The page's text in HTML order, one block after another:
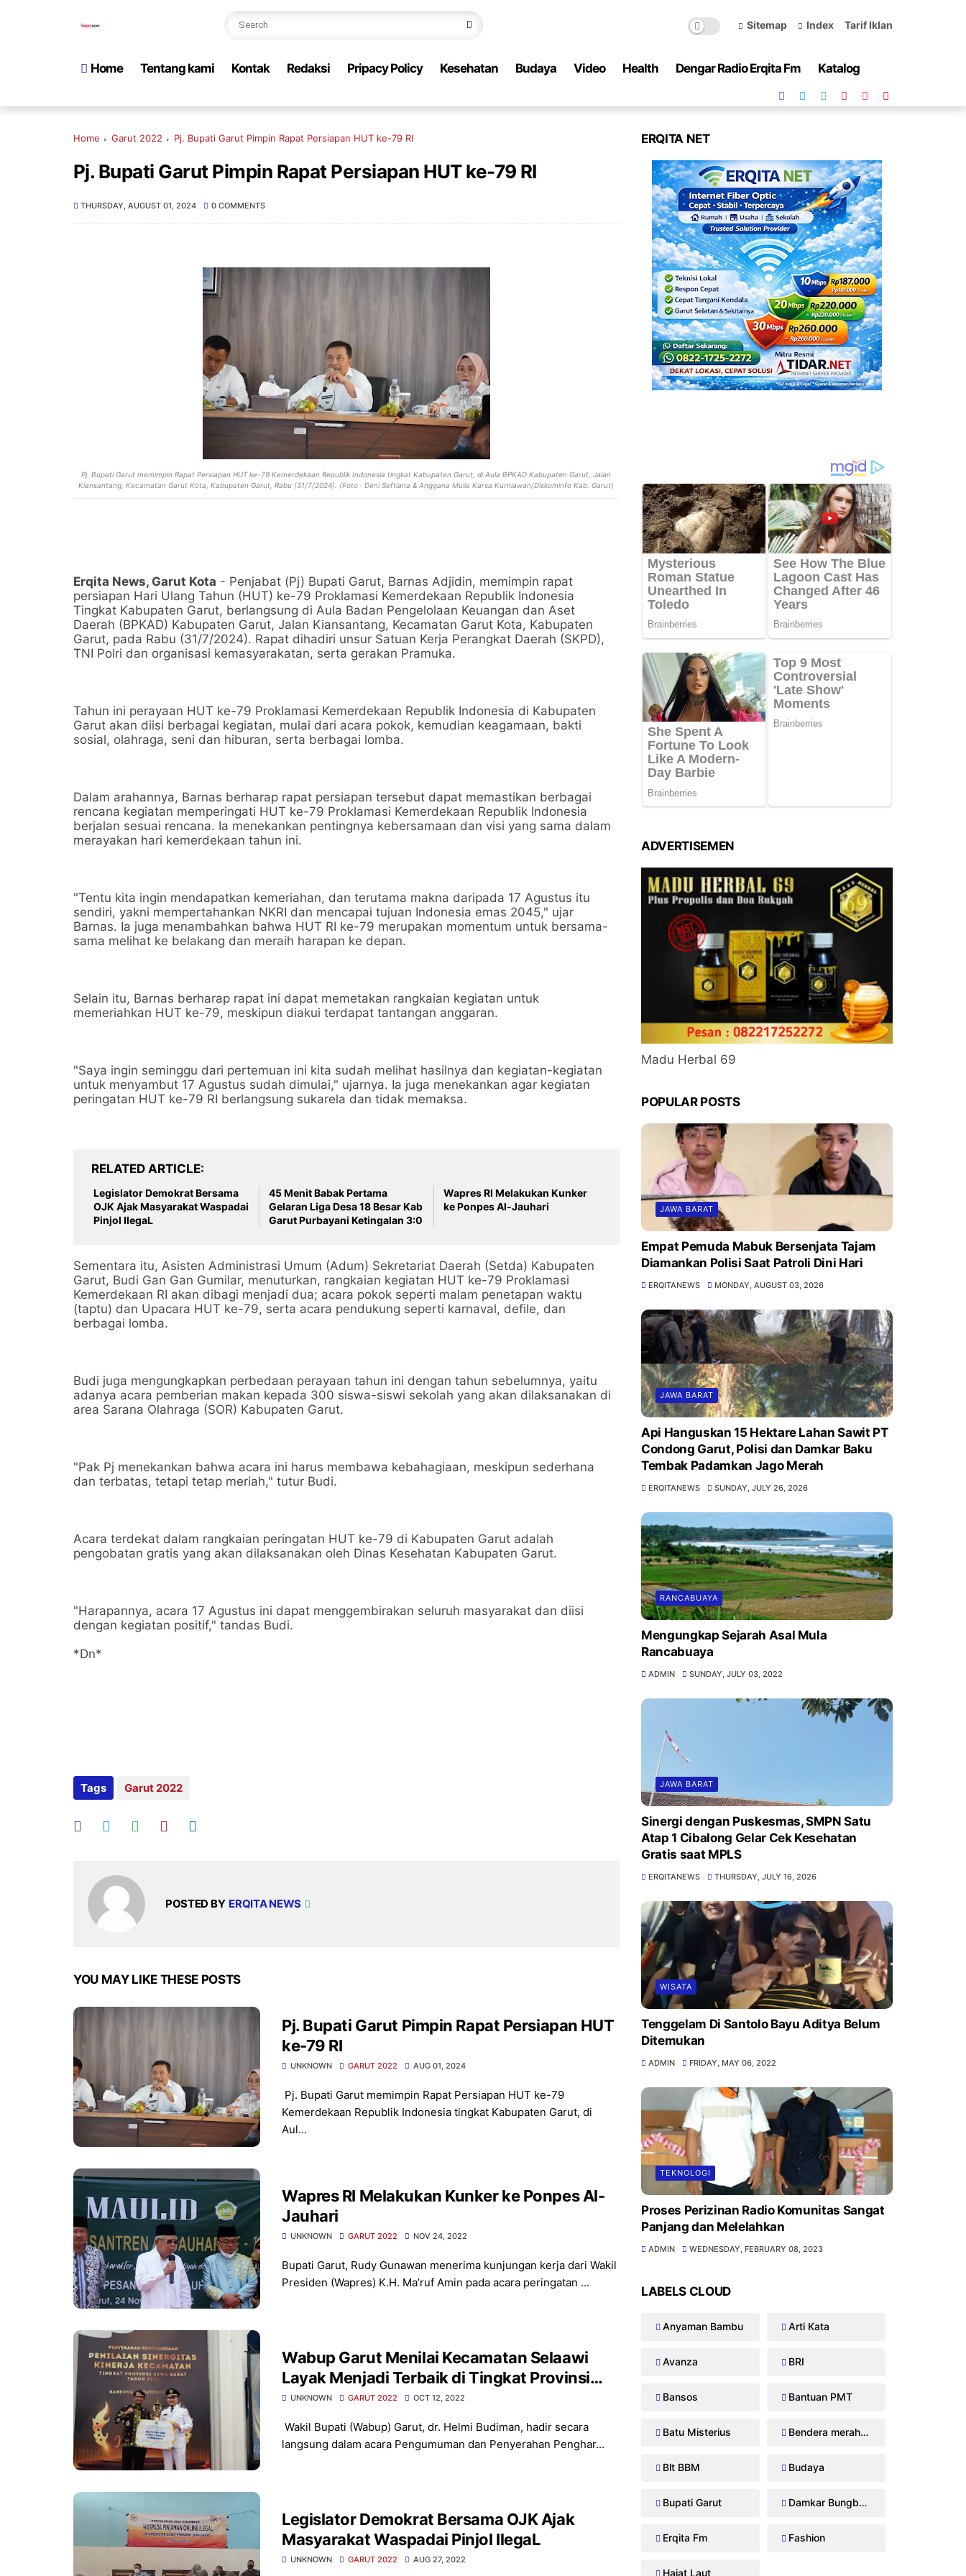
Sitemap Index Tarif Iklan
Home Tentang kami Kontak Redaksi Pripacy Policy Kesehatan Budaya Video Health Dengar Radio Erqita Fm Katalog
Home Garut 2022 Pj. Bupati Garut Pimpin Rapat Persiapan HUT ke-79 RI
Pj. Bupati Garut Pimpin Rapat Persiapan HUT ke-79 RI
THURSDAY, AUGUST 01, 2024 0 COMMENTS
Pj. Bupati Garut memimpin Rapat Persiapan HUT ke-79 Kemerdekaan Republik Indonesia tingkat Kabupaten Garut, di Aula BPKAD Kabupaten Garut, Jalan
Kiansantang, Kecamatan Garut Kota, Kabupaten Garut, Rabu (31/7/2024). (Foto : Deni Seftiana & Anggana Mulia Karsa Kurniawan/Diskominfo Kab. Garut)
Erqita News, Garut Kota - Penjabat (Pj) Bupati Garut, Barnas Adjidin, memimpin rapat
persiapan Hari Ulang Tahun (HUT) ke-79 Proklamasi Kemerdekaan Republik Indonesia
Tingkat Kabupaten Garut, berlangsung di Aula Badan Pengelolaan Keuangan dan Aset
Daerah (BPKAD) Kabupaten Garut, Jalan Kiansantang, Kecamatan Garut Kota, Kabupaten
Garut, pada Rabu (31/7/2024). Rapat dihadiri unsur Satuan Kerja Perangkat Daerah (SKPD),
TNI Polri dan organisasi kemasyarakatan, serta gerakan Pramuka.
Tahun ini perayaan HUT ke-79 Proklamasi Kemerdekaan Republik Indonesia di Kabupaten
Garut akan diisi berbagai kegiatan, mulai dari acara pokok, kemudian keagamaan, bakti
sosial, olahraga, seni dan hiburan, serta berbagai lomba.
Dalam arahannya, Barnas berharap rapat persiapan tersebut dapat memastikan berbagai
rencana kegiatan memperingati HUT ke-79 Proklamasi Kemerdekaan Republik Indonesia
berjalan sesuai rencana. Ia menekankan pentingnya kebersamaan dan visi yang sama dalam
merayakan hari kemerdekaan tahun ini.
"Tentu kita ingin mendapatkan kemeriahan, dan terutama makna daripada 17 Agustus itu
sendiri, yakni mempertahankan NKRI dan mencapai tujuan Indonesia emas 2045," ujar
Barnas. Ia juga menambahkan bahwa HUT RI ke-79 merupakan momentum untuk bersama-
sama melihat ke belakang dan meraih harapan ke depan.
Selain itu, Barnas berharap rapat ini dapat memetakan rangkaian kegiatan untuk
memeriahkan HUT ke-79, meskipun diakui terdapat tantangan anggaran.
"Saya ingin seminggu dari pertemuan ini kita sudah melihat hasilnya dan kegiatan-kegiatan
untuk menyambut 17 Agustus sudah dimulai," ujarnya. Ia juga menekankan agar kegiatan
peringatan HUT ke-79 RI berlangsung sukarela dan tidak memaksa.
RELATED ARTICLE
Legislator Demokrat Bersama
OJK Ajak Masyarakat Waspadai
Pinjol IlegaL
45 Menit Babak Pertama
Gelaran Liga Desa 18 Besar Kab
Garut Purbayani Ketingalan 3:0
Wapres RI Melakukan Kunker
ke Ponpes Al-Jauhari
Sementara itu, Asisten Administrasi Umum (Adum) Sekretariat Daerah (Setda) Kabupaten
Garut, Budi Gan Gan Gumilar, menuturkan, rangkaian kegiatan HUT ke-79 Proklamasi
Kemerdekaan RI akan dibagi menjadi dua; acara pokok seperti malam penetapan waktu
(taptu) dan Upacara HUT ke-79, serta acara pendukung seperti karnaval, defile, dan
berbagai lomba.
Budi juga mengungkapkan perbedaan perayaan tahun ini dengan tahun sebelumnya, yaitu
adanya acara pemberian makan kepada 300 siswa-siswi sekolah yang akan dilaksanakan di
area Sarana Olahraga (SOR) Kabupaten Garut.
"Pak Pj menekankan bahwa acara ini harus membawa kebahagiaan, meskipun sederhana
dan terbatas, tetapi tetap meriah," tutur Budi.
Acara terdekat dalam rangkaian peringatan HUT ke-79 di Kabupaten Garut adalah
pengobatan gratis yang akan dilaksanakan oleh Dinas Kesehatan Kabupaten Garut.
"Harapannya, acara 17 Agustus ini dapat menggembirakan seluruh masyarakat dan diisi
dengan kegiatan positif," tandas Budi.
*Dn*
Tags Garut 2022
POSTED BY ERQITA NEWS
YOU MAY LIKE THESE POSTS
Pj. Bupati Garut Pimpin Rapat Persiapan HUT
ke-79 RI
UNKNOWN GARUT 2022 AUG 01, 2024
Pj. Bupati Garut memimpin Rapat Persiapan HUT ke-79
Kemerdekaan Republik Indonesia tingkat Kabupaten Garut, di
Aul...
Wapres RI Melakukan Kunker ke Ponpes Al-
Jauhari
UNKNOWN GARUT 2022 NOV 24, 2022
Bupati Garut, Rudy Gunawan menerima kunjungan kerja dari Wakil
Presiden (Wapres) K.H. Ma’ruf Amin pada acara peringatan ...
Wabup Garut Menilai Kecamatan Selaawi
Layak Menjadi Terbaik di Tingkat Provinsi
Jabar
UNKNOWN GARUT 2022 OCT 12, 2022
Wakil Bupati (Wabup) Garut, dr. Helmi Budiman, hadir secara
langsung dalam acara Pengumuman dan Penyerahan Penghar...
Legislator Demokrat Bersama OJK Ajak
Masyarakat Waspadai Pinjol IlegaL
UNKNOWN GARUT 2022 AUG 27, 2022
ERQITA NET
ADVERTISEMEN
Madu Herbal 69
POPULAR POSTS
JAWA BARAT
Empat Pemuda Mabuk Bersenjata Tajam
Diamankan Polisi Saat Patroli Dini Hari
ERQITANEWS MONDAY, AUGUST 03, 2026
JAWA BARAT
Api Hanguskan 15 Hektare Lahan Sawit PT
Condong Garut, Polisi dan Damkar Baku
Tembak Padamkan Jago Merah
ERQITANEWS SUNDAY, JULY 26, 2026
RANCABUAYA
Mengungkap Sejarah Asal Mula
Rancabuaya
ADMIN SUNDAY, JULY 03, 2022
JAWA BARAT
Sinergi dengan Puskesmas, SMPN Satu
Atap 1 Cibalong Gelar Cek Kesehatan
Gratis saat MPLS
ERQITANEWS THURSDAY, JULY 16, 2026
WISATA
Tenggelam Di Santolo Bayu Aditya Belum
Ditemukan
ADMIN FRIDAY, MAY 06, 2022
TEKNOLOGI
Proses Perizinan Radio Komunitas Sangat
Panjang dan Melelahkan
ADMIN WEDNESDAY, FEBRUARY 08, 2023
LABELS CLOUD
Anyaman Bambu Arti Kata
Avanza BRI
Bansos Bantuan PMT
Batu Misterius Bendera merah putih
Blt BBM Budaya
Bupati Garut Damkar Bungbulang
Erqita Fm Fashion
Hajat Laut